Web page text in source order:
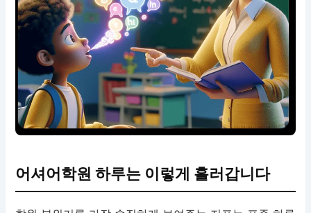
어셔어학원 하루는 이렇게 흘러갑니다